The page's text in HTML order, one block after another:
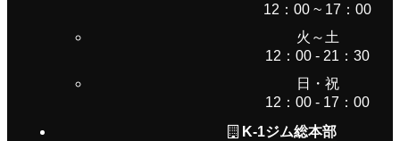
12：00 ~ 17：00
火～土
12：00 - 21：30
日・祝
12：00 - 17：00
K-1ジム総本部